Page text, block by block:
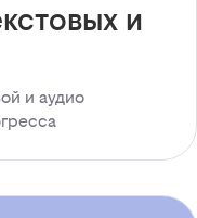
и
и аудио